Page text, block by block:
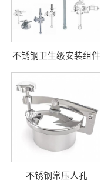
不锈钢卫生级安装组件
不锈钢常压人孔